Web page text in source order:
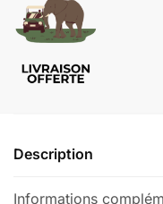
Description
Informations